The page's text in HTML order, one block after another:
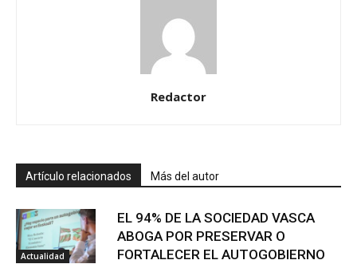
Redactor
Artículo relacionados Más del autor
Actualidad
EL 94% DE LA SOCIEDAD VASCA
ABOGA POR PRESERVAR O
FORTALECER EL AUTOGOBIERNO